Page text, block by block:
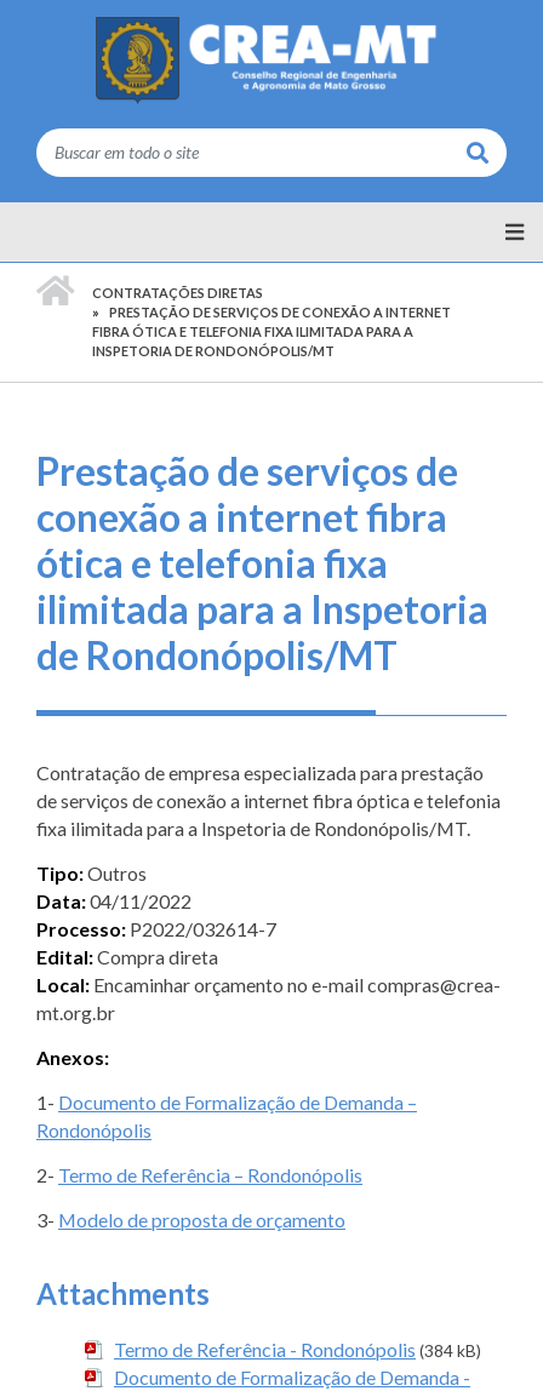
Buscar
CONTRATAÇÕES DIRETAS
PRESTAÇÃO DE SERVIÇOS DE CONEXÃO A INTERNET
FIBRA ÓTICA E TELEFONIA FIXA ILIMITADA PARA A
INSPETORIA DE RONDONÓPOLIS/MT
Prestação de serviços de
conexão a internet fibra
ótica e telefonia fixa
ilimitada para a Inspetoria
de Rondonópolis/MT
Contratação de empresa especializada para prestação
de serviços de conexão a internet fibra óptica e telefonia
fixa ilimitada para a Inspetoria de Rondonópolis/MT.
Tipo:Outros
Data:04/11/2022
Processo: P2022/032614-7
Edital:Compra direta
Local: Encaminhar orçamento no e-mail compras@crea-
mt.org.br
Anexos:
1- Documento de Formalização de Demanda –
Rondonópolis
2- Termo de Referência – Rondonópolis
3- Modelo de proposta de orçamento
Attachments
Termo de Referência - Rondonópolis (384 kB)
Documento de Formalização de Demanda -